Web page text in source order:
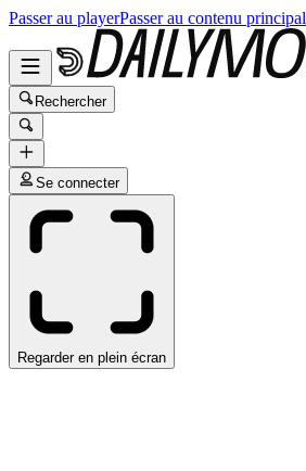
Passer au playerPasser au contenu principal
Rechercher
Se connecter
Regarder en plein écran